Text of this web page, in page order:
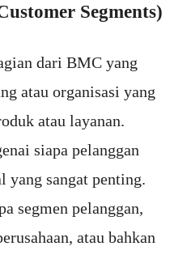
Segments)
dari BMC yang
atau organisasi yang
atau layanan.
siapa pelanggan
yang sangat penting.
segmen pelanggan,
atau bahkan